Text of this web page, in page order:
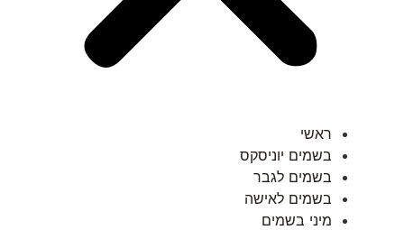
ראשי
בשמים יוניסקס
בשמים לגבר
בשמים לאישה
מיני בשמים